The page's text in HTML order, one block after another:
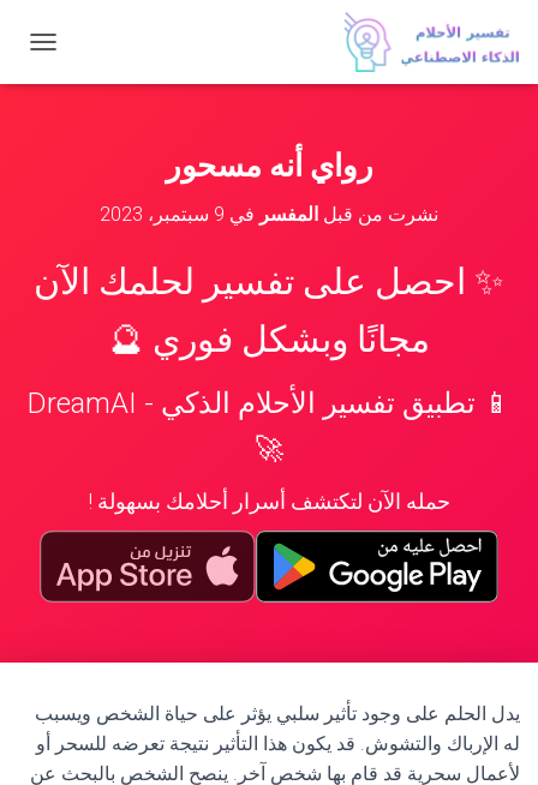
ب
ل
رواي أنه مسحور
نشرت من قبل المفسر في 9 سبتمبر، 2023
✨ احصل على تفسير لحلمك الآن
مجانًا وبشكل فوري 🔮
📱 تطبيق تفسير الأحلام الذكي - DreamAI
🚀
حمله الآن لتكتشف أسرار أحلامك بسهولة !
يدل الحلم على وجود تأثير سلبي يؤثر على حياة الشخص ويسبب
له الإرباك والتشوش. قد يكون هذا التأثير نتيجة تعرضه للسحر أو
لأعمال سحرية قد قام بها شخص آخر. ينصح الشخص بالبحث عن